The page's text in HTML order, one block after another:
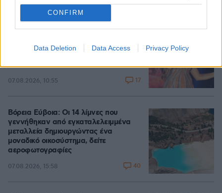
CONFIRM
Data Deletion Data Access Privacy Policy
Ανδρομάχη για πρόσφατη εμφάνισή
μπόρεσα να ανταπεξέλθω στο live,
όχι
07.08.2026, 10:55 17
Βόρεια Εύβοια: Οι 14 λίμνες που
γεννήθηκαν από εγκαταλελειμμένα
μεταλλεία δημιουργώντας ένα
μοναδικό οικοσύστημα, δείτε
αεροφωτογραφίες
07.08.2026, 15:58 40